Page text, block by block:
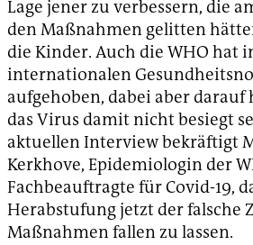
Lage jener zu verbessern, die
den Maßnahmen gelitten
die Kinder. Auch die WHO hat
internationalen
aufgehoben, dabei aber darauf
das Virus damit nicht besiegt
aktuellen Interview bekräftigt
Kerkhove, Epidemiologin der
Fachbeauftragte für Covid-19,
Herabstufung jetzt der falsche
Maßnahmen fallen zu lassen.